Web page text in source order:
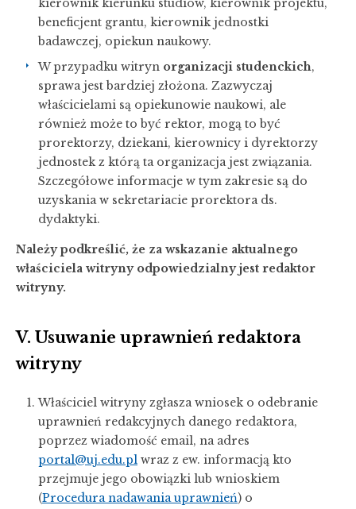
kierownik kierunku studiów, kierownik projektu,
beneficjent grantu, kierownik jednostki
badawczej, opiekun naukowy.
W przypadku witryn organizacji studenckich,
sprawa jest bardziej złożona. Zazwyczaj
właścicielami są opiekunowie naukowi, ale
również może to być rektor, mogą to być
prorektorzy, dziekani, kierownicy i dyrektorzy
jednostek z którą ta organizacja jest związania.
Szczegółowe informacje w tym zakresie są do
uzyskania w sekretariacie prorektora ds.
dydaktyki.
Należy podkreślić, że za wskazanie aktualnego
właściciela witryny odpowiedzialny jest redaktor
witryny.
V. Usuwanie uprawnień redaktora
witryny
Właściciel witryny zgłasza wniosek o odebranie
uprawnień redakcyjnych danego redaktora,
poprzez wiadomość email, na adres
portal@uj.edu.pl wraz z ew. informacją kto
przejmuje jego obowiązki lub wnioskiem
(Procedura nadawania uprawnień) o